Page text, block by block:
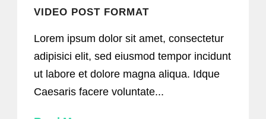
VIDEO POST FORMAT
Lorem ipsum dolor sit amet, consectetur
adipisici elit, sed eiusmod tempor incidunt
ut labore et dolore magna aliqua. Idque
Caesaris facere voluntate...